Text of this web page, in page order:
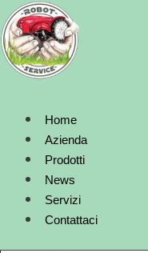
Vai
al
contenuto
Home
Azienda
Prodotti
News
Servizi
Contattaci